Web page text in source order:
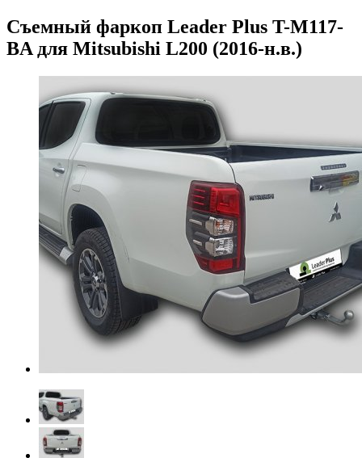
Съемный фаркоп Leader Plus T-M117-
BA для Mitsubishi L200 (2016-н.в.)